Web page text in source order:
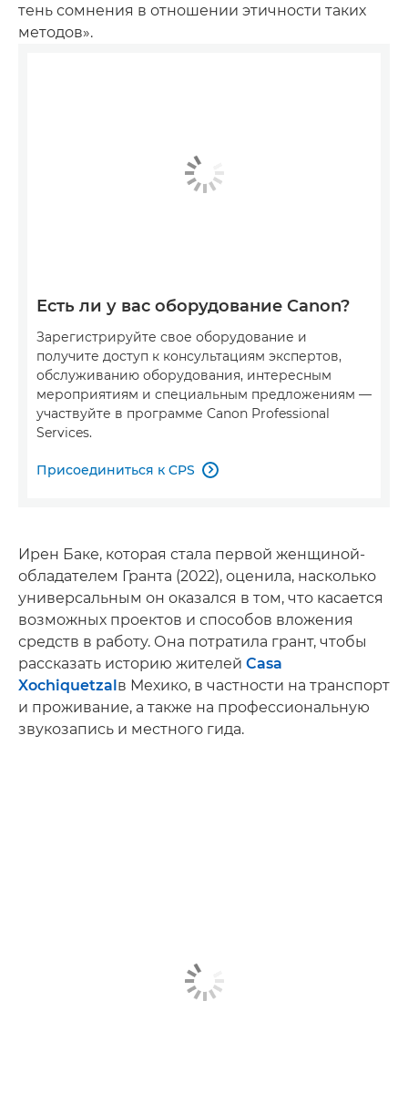
тень сомнения в отношении этичности таких
методов».
Есть ли у вас оборудование Canon?
Зарегистрируйте свое оборудование и
получите доступ к консультациям экспертов,
обслуживанию оборудования, интересным
мероприятиям и специальным предложениям —
участвуйте в программе Canon Professional
Services.
Присоединиться к CPS 
Ирен Баке, которая стала первой женщиной-
обладателем Гранта (2022), оценила, насколько
универсальным он оказался в том, что касается
возможных проектов и способов вложения
средств в работу. Она потратила грант, чтобы
рассказать историю жителей Casa
Xochiquetzalв Мехико, в частности на транспорт
и проживание, а также на профессиональную
звукозапись и местного гида.